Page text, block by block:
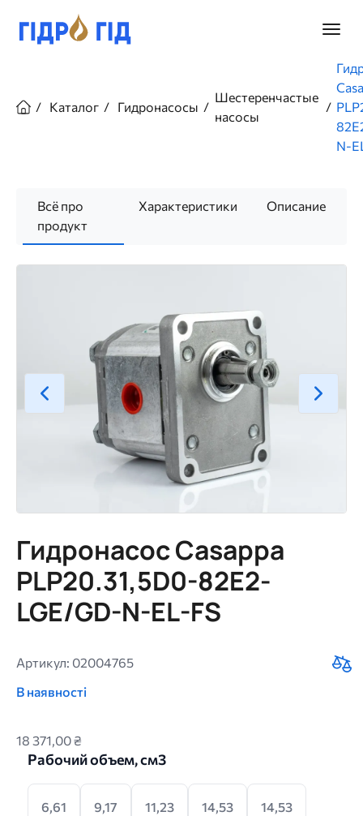
основному
Главное
Каталог
Гидронасосы
Шестеренчастые
насосы
N-
Всё про
продукт
Характеристики Описание
Гидронасос Casappa
PLP20.31,5D0-82E2-
LGE/GD-N-EL-FS
Артикул: 02004765
В наявності
18 371,00 ₴
Рабочий объем, см3
6,61 9,17 11,23 14,53 14,53